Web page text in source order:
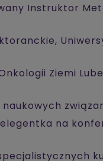
Instruktor
Ziemi
na